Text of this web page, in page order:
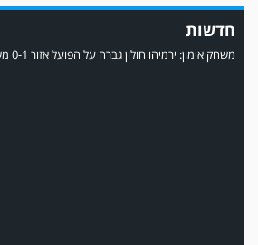
חדשות
משחק אימון: ירמיהו חולון גברה על הפועל אזור 0-1 משער של אחמד מצרי.